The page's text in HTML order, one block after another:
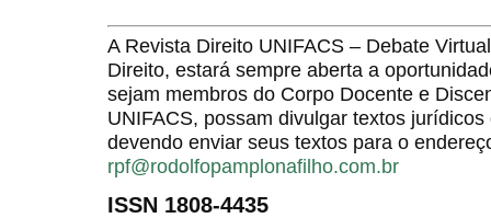
A Revista Direito UNIFACS – Debate
Direito, estará sempre aberta a
sejam membros do Corpo Docente e
UNIFACS, possam divulgar textos
devendo enviar seus textos para o
rpf@rodolfopamplonafilho.com.br
ISSN 1808-4435